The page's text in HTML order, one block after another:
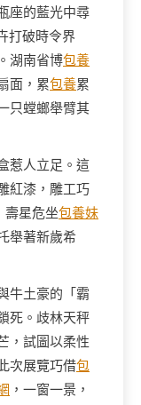
座的藍光中尋
打破時令界
湖南省博包養
面，累包養累
只螳螂舉臂其
惹人立足。這
紅漆，雕工巧
壽星危坐包養妹
舉著新歲希
牛土豪的「霸
死。歧林天秤
，試圖以柔性
次展覽巧借包
，一窗一景，